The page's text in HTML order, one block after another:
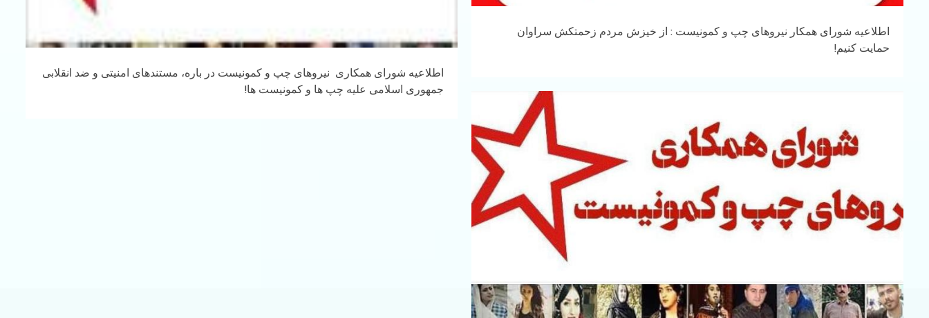
اطلاعیه شورای همکار نیروهای چپ و کمونیست : از خیزش مردم زحمتکش سراوان
حمایت کنیم!
اطلاعیه شورای همکاری نیروهای چپ و کمونیست در باره، مستندهای امنیتی و ضد انقلابی
جمهوری اسلامی علیه چپ ها و کمونیست ها!